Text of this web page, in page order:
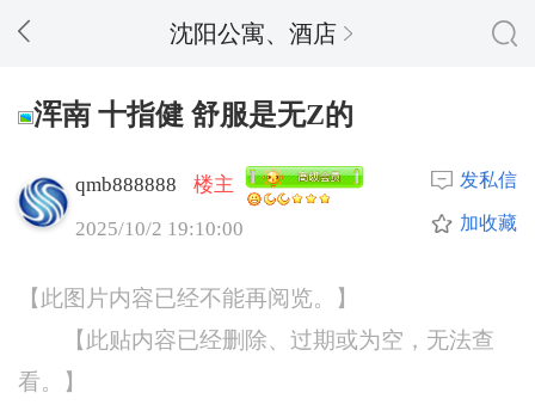
沈阳公寓、酒店
浑南 十指健 舒服是无Z的
qmb888888
楼主
2025/10/2 19:10:00
发私信
加收藏
【此图片内容已经不能再阅览。】
【此贴内容已经删除、过期或为空，无法查
看。】